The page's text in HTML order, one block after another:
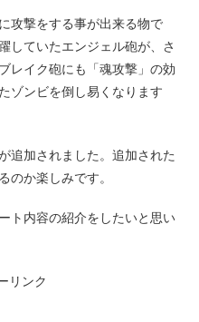
攻撃をする事が出来る物で
していたエンジェル砲が、さ
レイク砲にも「魂攻撃」の効
ゾンビを倒し易くなります
追加されました。追加された
のか楽しみです。
ト内容の紹介をしたいと思い
リンク